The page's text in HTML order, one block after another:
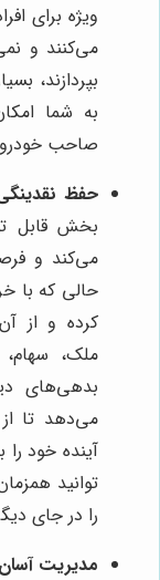
ویژه برای
می‌کنند و
بپردازند،
به شما
صاحب خودرو
حفظ
بخش قابل
می‌کند و
حالی که با
کرده و از
ملک،
بدهی‌های
می‌دهد تا
آینده خود
توانید
را در جای
مدیریت